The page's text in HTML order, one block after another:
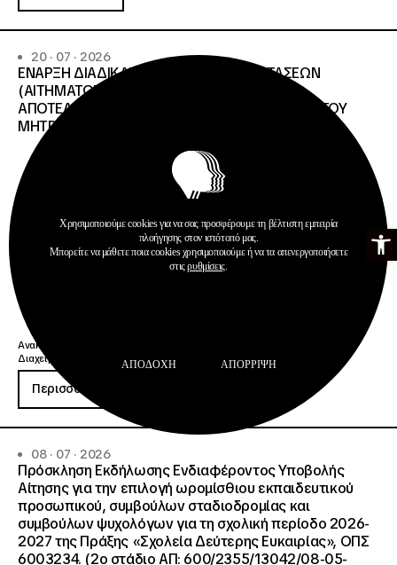
Ανοίξτε
20 · 07 · 2026
ΕΝΑΡΞΗ ΔΙΑΔΙΚΑΣΙΑΣ ΥΠΟΒΟΛΗΣ ΕΝΣΤΑΣΕΩΝ
(ΑΙΤΗΜΑΤΩΝ ΕΠΑΝΕΛΕΓΧΟΥ) ΕΠΙ ΤΩΝ
ΑΠΟΤΕΛΕΣΜΑΤΩΝ ΤΟΥ ΔΙΟΙΚΗΤΙΚΟΥ ΕΛΕΓΧΟΥ ΤΟΥ
ΜΗΤΡΩΟΥ Σ.Α.Ε.Κ. ΚΑΙ Ε.Σ.Κ.»
Ανακοινώσεις
Διαχείριση & Λειτουργία Δημοσίων ΙΕΚ
Περισσότερα
08 · 07 · 2026
Πρόσκληση Εκδήλωσης Ενδιαφέροντος Υποβολής
Αίτησης για την επιλογή ωρομίσθιου εκπαιδευτικού
προσωπικού, συμβούλων σταδιοδρομίας και
συμβούλων ψυχολόγων για τη σχολική περίοδο 2026-
2027 της Πράξης «Σχολεία Δεύτερης Ευκαιρίας», ΟΠΣ
6003234. (2ο στάδιο ΑΠ: 600/2355/13042/08-05-
Χρησιμοποιούμε cookies για να σας προσφέρουμε τη βέλτιστη εμπειρία
πλοήγησης στον ιστότοπό μας.
Μπορείτε να μάθετε ποια cookies χρησιμοποιούμε ή να τα απενεργοποιήσετε
στιςρυθμίσεις.
ΑΠΟΔΟΧΉ ΑΠΌΡΡΙΨΗ